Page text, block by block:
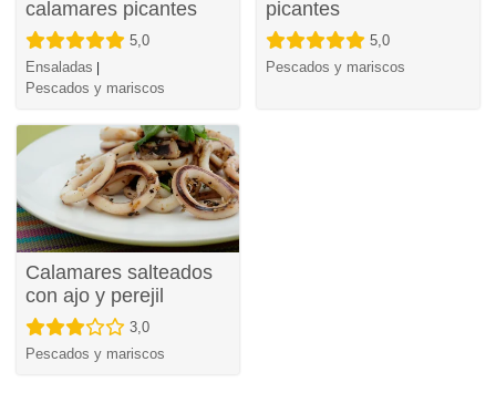
calamares picantes
5,0
Ensaladas |
Pescados y mariscos
picantes
5,0
Pescados y mariscos
Calamares salteados
con ajo y perejil
3,0
Pescados y mariscos